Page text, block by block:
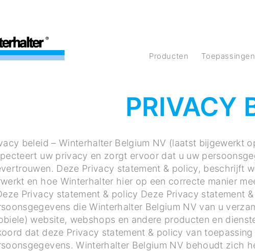
producten Toepassingen
PRIVACY
beleid – Winterhalter Belgium NV (laatst bijgewerkt
uw privacy en zorgt ervoor dat u uw
Deze Privacy statement & policy, beschrijft
en hoe Winterhalter hier op een correcte manier
Privacy statement & policy Deze Privacy statement
die Winterhalter Belgium NV van u
website, webshops en andere producten en
dat deze Privacy statement & policy van
Winterhalter Belgium NV behoudt zich